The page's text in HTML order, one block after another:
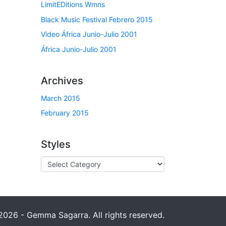
LimitEDitions Wmns
Black Music Festival Febrero 2015
Video África Junio-Julio 2001
África Junio-Julio 2001
Archives
March 2015
February 2015
Styles
- Gemma Sagarra. All rights reserved.